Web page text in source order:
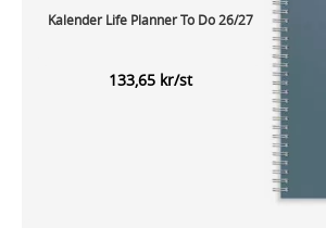
Kalender Life Planner To Do 26/27
133,65 kr/st